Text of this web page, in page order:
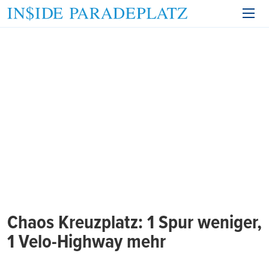
Chaos Kreuzplatz: 1 Spur weniger,
1 Velo-Highway mehr